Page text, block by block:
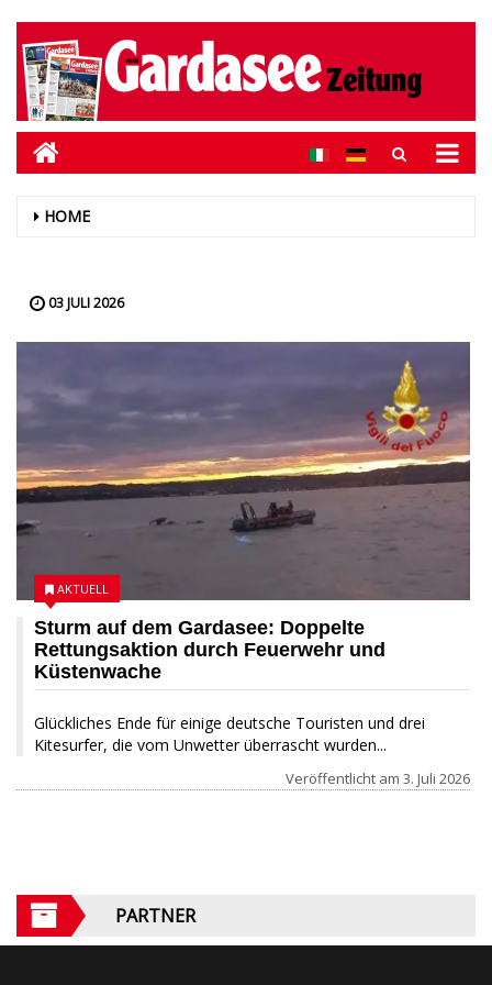
HOME
03 JULI 2026
Sturm auf dem Gardasee: Doppelte
Rettungsaktion durch Feuerwehr und
Küstenwache
Glückliches Ende für einige deutsche Touristen und drei
Kitesurfer, die vom Unwetter überrascht wurden...
AKTUELL
Veröffentlicht am 3. Juli 2026
PARTNER